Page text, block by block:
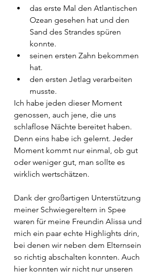
das erste Mal den Atlantischen
Ozean gesehen hat und den
Sand des Strandes spüren
konnte.
seinen ersten Zahn bekommen
hat.
den ersten Jetlag verarbeiten
musste.
Ich habe jeden dieser Moment
genossen, auch jene, die uns
schlaflose Nächte bereitet haben.
Denn eins habe ich gelernt. Jeder
Moment kommt nur einmal, ob gut
oder weniger gut, man sollte es
wirklich wertschätzen.
Dank der großartigen Unterstützung
meiner Schwiegereltern in Spee
waren für meine Freundin Alissa und
mich ein paar echte Highlights drin,
bei denen wir neben dem Elternsein
so richtig abschalten konnten. Auch
hier konnten wir nicht nur unseren